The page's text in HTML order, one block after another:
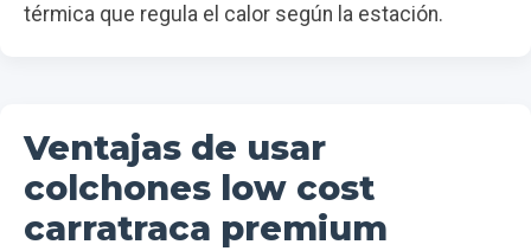
térmica que regula el calor según la estación.
Ventajas de usar
colchones low cost
carratraca premium